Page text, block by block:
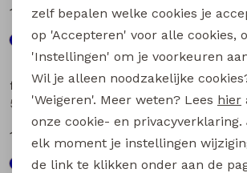
17,99
16,99
flinq
506331BB W20264 baby jongens lange broek Denim black
16,99
flinq
16,99
zelf bepalen welke cookies je
op 'Accepteren' voor alle cookies,
'Instellingen' om je voorkeuren
Wil je alleen noodzakelijke
'Weigeren'. Meer weten? Lees hier
onze cookie- en
elk moment je instellingen
de link te klikken onder aan de